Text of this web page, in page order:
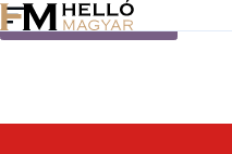
Ugrás a tartalomra